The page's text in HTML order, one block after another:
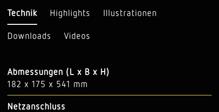
Technik Highlights Illustrationen
Downloads Videos
Abmessungen (L x B x H)
182 x 175 x 541 mm
Netzanschluss